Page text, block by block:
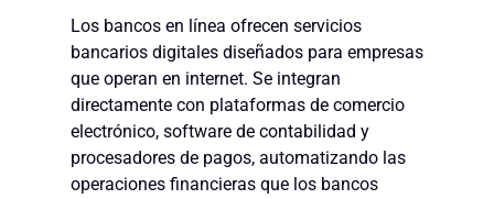
Los bancos en línea ofrecen servicios
bancarios digitales diseñados para empresas
que operan en internet. Se integran
directamente con plataformas de comercio
electrónico, software de contabilidad y
procesadores de pagos, automatizando las
operaciones financieras que los bancos